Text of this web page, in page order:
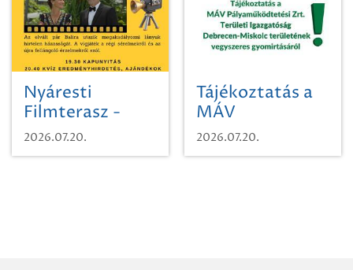
Nyáresti
Filmterasz -
Beugró a
Paradicsomba
2026.07.20.
Tájékoztatás a
MÁV
Pályaműködtetési
Zrt. Területi
2026.07.20.